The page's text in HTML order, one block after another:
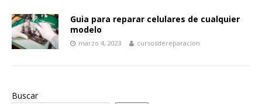
Guia para reparar celulares de cualquier
modelo
marzo 4, 2023 cursosdereparacion
Buscar